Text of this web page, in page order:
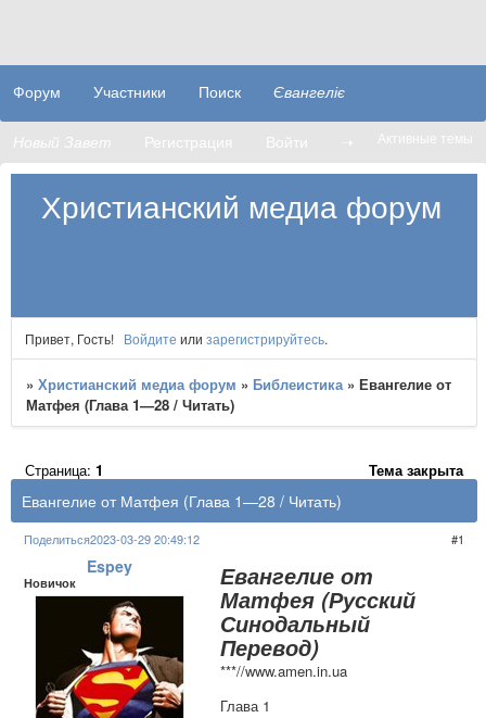
Христианский медиа форум
Форум Участники Поиск Євангеліє
Новый Завет Регистрация Войти ➝ Активные темы
Привет, Гость! Войдите или зарегистрируйтесь.
»Христианский медиа форум » Библеистика »Евангелие от
Матфея (Глава 1—28 / Читать)
Евангелие от Матфея (Глава 1—28 / Читать)
Страница:1 Тема закрыта
Поделиться 1
2023-03-29 20:49:12
Espey
Новичок Евангелие от
Матфея (Русский
Синодальный
Перевод)
***//www.amen.in.ua
Глава 1